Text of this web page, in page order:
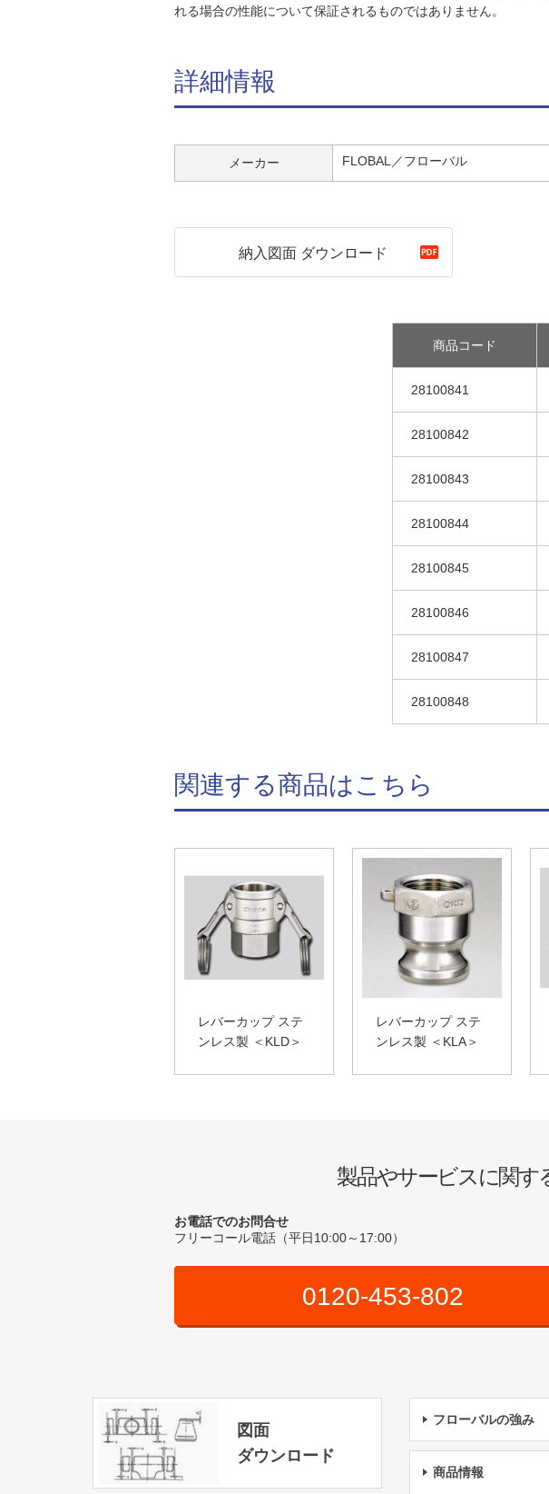
れる場合の性能について保証されるものではありません。
詳細情報
メーカー FLOBAL／フローバル
納入図面 ダウンロード
商品コード
28100841
28100842
28100843
28100844
28100845
28100846
28100847
28100848
関連する商品はこちら
レバーカップ ステ
ンレス製 ＜KLD＞
レバーカップ ステ
ンレス製 ＜KLA＞
製品やサービスに関す
お電話でのお問合せ
フリーコール電話（平日10:00～17:00）
0120-453-802
図面
ダウンロード
フローバルの強み
商品情報